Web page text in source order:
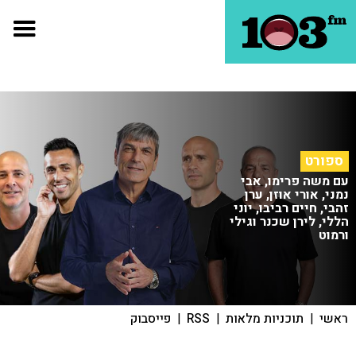
ספורט
עם משה פרימו, אבי
נמני, אורי אוזן, ערן
זהבי, חיים רביבו, יוני
הללי, לירן שכנר וגילי
ורמוט
ראשי | תוכניות מלאות |
RSS
| פייסבוק